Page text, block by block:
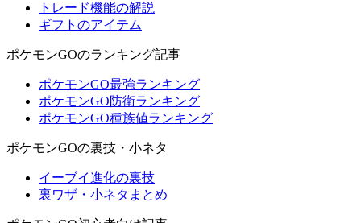
トレード機能の解説
ギフトのアイテム
ポケモンGOのランキング記事
ポケモンGO最強ランキング
ポケモンGO防衛ランキング
ポケモンGO種族値ランキング
ポケモンGOの裏技・小ネタ
イーブイ進化の裏技
裏ワザ・小ネタまとめ